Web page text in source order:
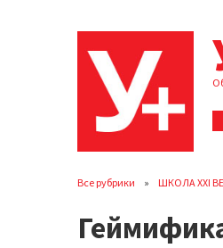
Все рубрики ШКОЛА XXI